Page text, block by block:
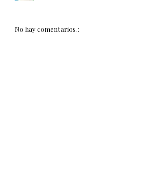
No hay comentarios.: